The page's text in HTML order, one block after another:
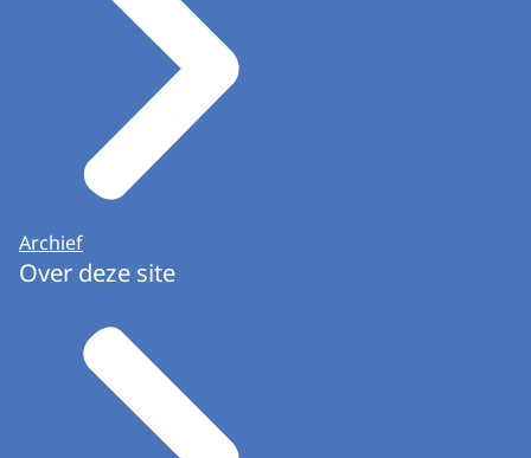
Archief
Over deze site